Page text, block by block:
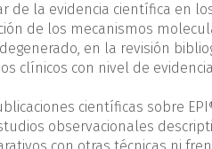
de la evidencia científica en
de los mecanismos
en la revisión
clínicos con nivel de
científicas sobre
observacionales